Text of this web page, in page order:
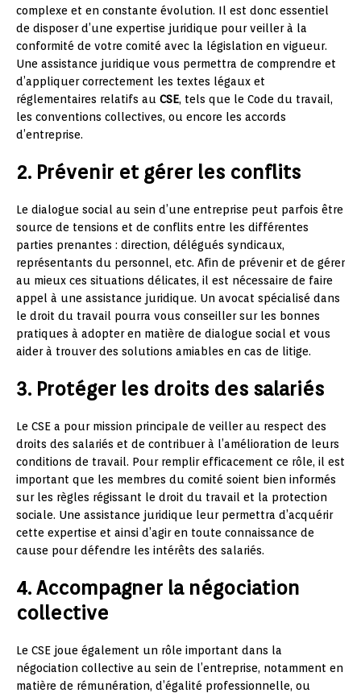
complexe et en constante évolution. Il est donc essentiel
de disposer d’une expertise juridique pour veiller à la
conformité de votre comité avec la législation en vigueur.
Une assistance juridique vous permettra de comprendre et
d’appliquer correctement les textes légaux et
réglementaires relatifs au CSE, tels que le Code du travail,
les conventions collectives, ou encore les accords
d’entreprise.
2. Prévenir et gérer les conflits
Le dialogue social au sein d’une entreprise peut parfois être
source de tensions et de conflits entre les différentes
parties prenantes : direction, délégués syndicaux,
représentants du personnel, etc. Afin de prévenir et de gérer
au mieux ces situations délicates, il est nécessaire de faire
appel à une assistance juridique. Un avocat spécialisé dans
le droit du travail pourra vous conseiller sur les bonnes
pratiques à adopter en matière de dialogue social et vous
aider à trouver des solutions amiables en cas de litige.
3. Protéger les droits des salariés
Le CSE a pour mission principale de veiller au respect des
droits des salariés et de contribuer à l’amélioration de leurs
conditions de travail. Pour remplir efficacement ce rôle, il est
important que les membres du comité soient bien informés
sur les règles régissant le droit du travail et la protection
sociale. Une assistance juridique leur permettra d’acquérir
cette expertise et ainsi d’agir en toute connaissance de
cause pour défendre les intérêts des salariés.
4. Accompagner la négociation
collective
Le CSE joue également un rôle important dans la
négociation collective au sein de l’entreprise, notamment en
matière de rémunération, d’égalité professionnelle, ou